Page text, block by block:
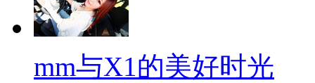
mm与X1的美好时光